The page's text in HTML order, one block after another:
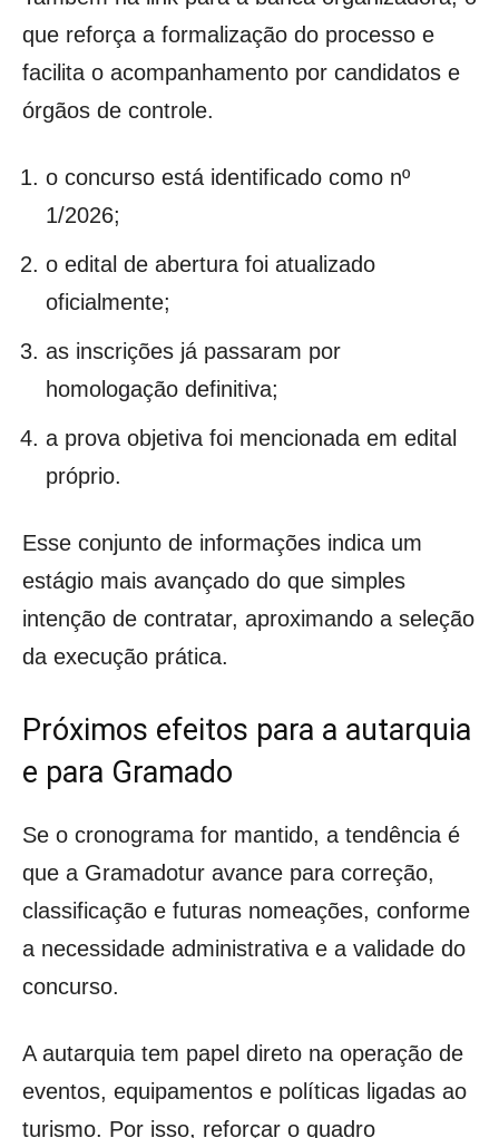
que reforça a formalização do processo e
facilita o acompanhamento por candidatos e
órgãos de controle.
o concurso está identificado como nº
1/2026;
o edital de abertura foi atualizado
oficialmente;
as inscrições já passaram por
homologação definitiva;
a prova objetiva foi mencionada em edital
próprio.
Esse conjunto de informações indica um
estágio mais avançado do que simples
intenção de contratar, aproximando a seleção
da execução prática.
Próximos efeitos para a autarquia
e para Gramado
Se o cronograma for mantido, a tendência é
que a Gramadotur avance para correção,
classificação e futuras nomeações, conforme
a necessidade administrativa e a validade do
concurso.
A autarquia tem papel direto na operação de
eventos, equipamentos e políticas ligadas ao
turismo. Por isso, reforçar o quadro